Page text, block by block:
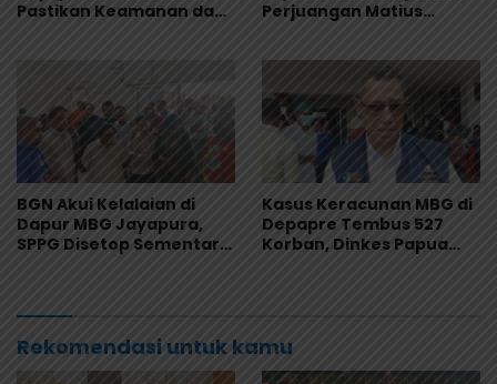
Pastikan Keamanan dan
Perjuangan Matius
Masyarakat Adat
BGN Akui Kelalaian di
Dapur MBG Jayapura,
SPPG Disetop Sementara
Kasus Keracunan MBG di
Depapre Tembus 527
Korban, Dinkes Papua
Rekomendasi untuk kamu